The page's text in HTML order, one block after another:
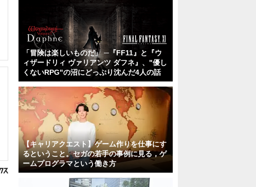
「冒険は楽しいものだ」 ─『FF11』と『ウ
ィザードリィ ヴァリアンツ ダフネ』、"優し
くないRPG"の沼にどっぷり沈んだ4人の話
【キャリアクエスト】ゲーム作りを仕事にす
るということ。セガの若手の事例に見る，ゲ
ームプログラマという働き方